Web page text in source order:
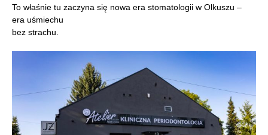
To właśnie tu zaczyna się nowa era stomatologii w Olkuszu –
era uśmiechu
bez strachu.